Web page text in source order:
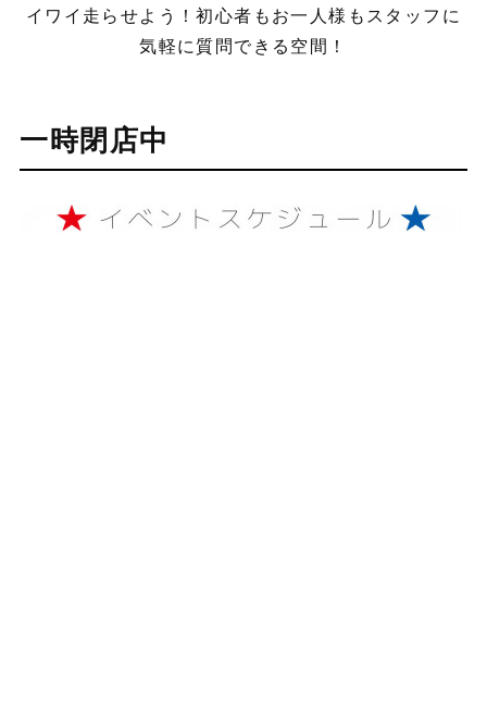
イワイ走らせよう！初心者もお一人様もスタッフに
気軽に質問できる空間！
一時閉店中